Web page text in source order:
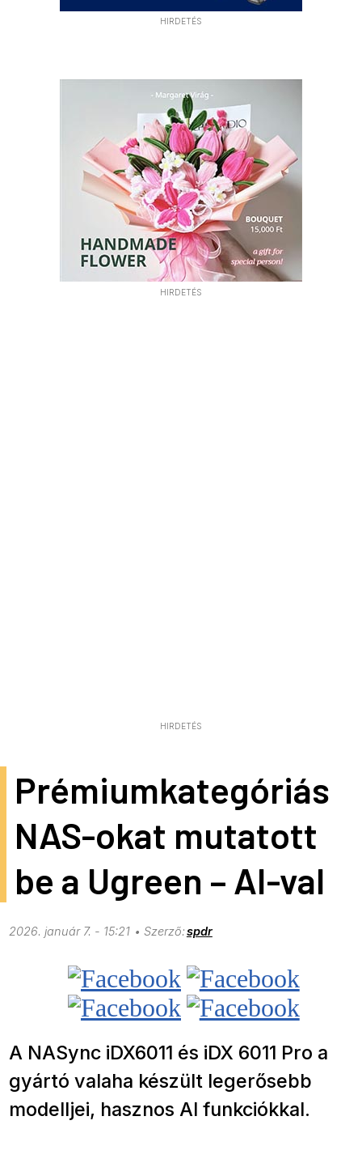
HIRDETÉS
HIRDETÉS
HIRDETÉS
Prémiumkategóriás
NAS-okat mutatott
be a Ugreen – AI-val
2026. január 7. - 15:21 spdr
A NASync iDX6011 és iDX 6011 Pro a
gyártó valaha készült legerősebb
modelljei, hasznos AI funkciókkal.